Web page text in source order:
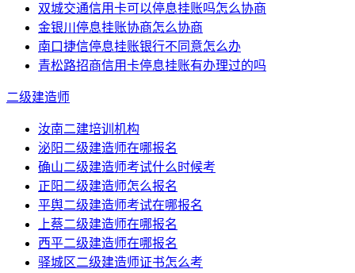
双城交通信用卡可以停息挂账吗怎么协商
金银川停息挂账协商怎么协商
南口捷信停息挂账银行不同意怎么办
青松路招商信用卡停息挂账有办理过的吗
二级建造师
汝南二建培训机构
泌阳二级建造师在哪报名
确山二级建造师考试什么时候考
正阳二级建造师怎么报名
平舆二级建造师考试在哪报名
上蔡二级建造师在哪报名
西平二级建造师在哪报名
驿城区二级建造师证书怎么考